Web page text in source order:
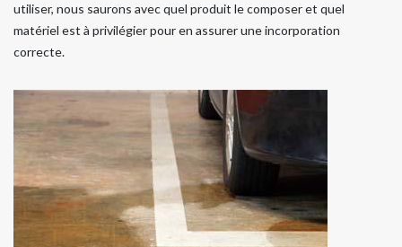
utiliser, nous saurons avec quel produit le composer et quel
matériel est à privilégier pour en assurer une incorporation
correcte.